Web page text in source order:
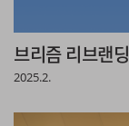
브리즘 리브랜딩
2025.2.